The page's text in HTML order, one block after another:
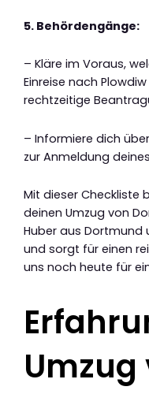
5. Behördengänge:
– Kläre im Voraus,
Einreise nach
rechtzeitige
– Informiere dich
zur Anmeldung
Mit dieser Checkliste
deinen Umzug von
Huber aus
und sorgt für einen
uns noch heute für
Umzug